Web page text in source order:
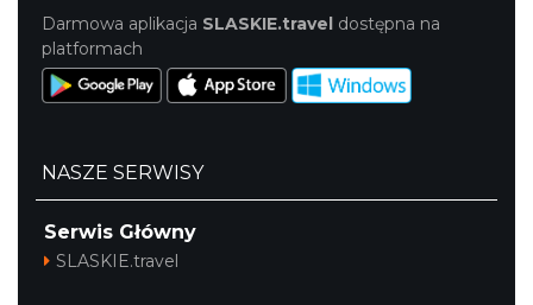
Darmowa aplikacja SLASKIE.travel dostępna na
platformach
NASZE SERWISY
Serwis Główny
SLASKIE.travel